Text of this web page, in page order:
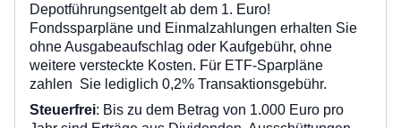
Depotführungsentgelt ab dem 1. Euro!
Fondssparpläne und Einmalzahlungen erhalten Sie
ohne Ausgabeaufschlag oder Kaufgebühr, ohne
weitere versteckte Kosten. Für ETF-Sparpläne
zahlen Sie lediglich 0,2% Transaktionsgebühr.
Steuerfrei: Bis zu dem Betrag von 1.000 Euro pro